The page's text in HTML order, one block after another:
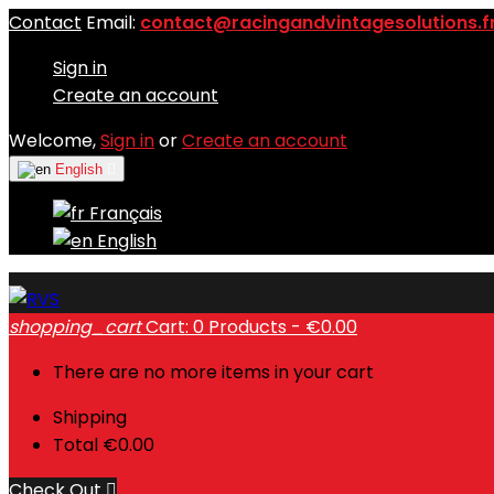
Contact Email:
Sign in
Create an account
Welcome,Sign inorCreate an account
English
Français
English
shopping_cartCart: 0 Products - €0.00
There are no more items in your cart
Shipping
Total €0.00